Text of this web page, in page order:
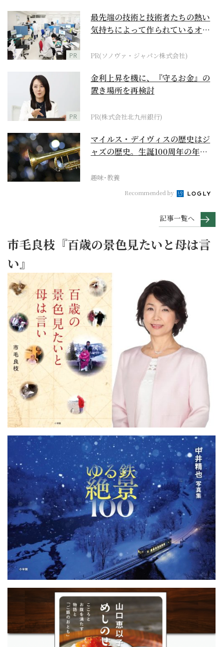
PR
最先端の技術と技術者たちの熱い
気持ちによって作られているオー
PR(ソノヴァ・ジャパン株式会社)
PR
金利上昇を機に、『守るお金』の
置き場所を再検討
PR(株式会社北九州銀行)
マイルス・デイヴィスの歴史はジ
ャズの歴史。生誕100周年の年に
趣味･教養
Recommended by
記事一覧へ
市毛良枝『百歳の景色見たいと母は言
い』